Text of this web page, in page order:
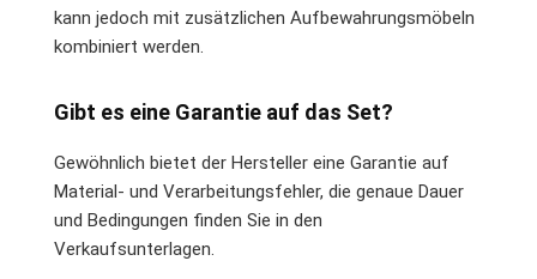
kann jedoch mit zusätzlichen Aufbewahrungsmöbeln
kombiniert werden.
Gibt es eine Garantie auf das Set?
Gewöhnlich bietet der Hersteller eine Garantie auf
Material- und Verarbeitungsfehler, die genaue Dauer
und Bedingungen finden Sie in den
Verkaufsunterlagen.